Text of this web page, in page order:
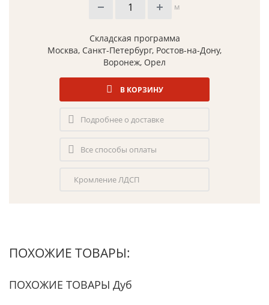
м
Складская программа
Москва, Санкт-Петербург, Ростов-на-Дону,
Воронеж, Орел
В КОРЗИНУ
Подробнее о доставке
Все способы оплаты
Кромление ЛДСП
ПОХОЖИЕ ТОВАРЫ:
ПОХОЖИЕ ТОВАРЫ Дуб